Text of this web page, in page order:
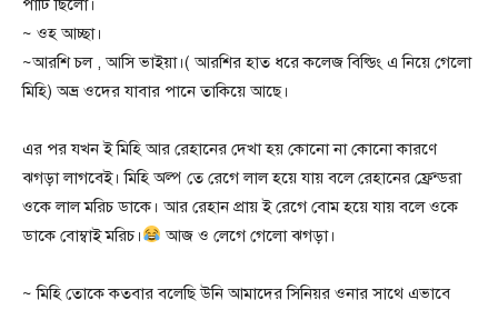
পার্টি ছিলো।
~ ওহ আচ্ছা।
~আরশি চল , আসি ভাইয়া।( আরশির হাত ধরে কলেজ বিল্ডিং এ নিয়ে গেলো
মিহি) অভ্র ওদের যাবার পানে তাকিয়ে আছে।
এর পর যখন ই মিহি আর রেহানের দেখা হয় কোনো না কোনো কারণে
ঝগড়া লাগবেই। মিহি অল্প তে রেগে লাল হয়ে যায় বলে রেহানের ফ্রেন্ডরা
ওকে লাল মরিচ ডাকে। আর রেহান প্রায় ই রেগে বোম হয়ে যায় বলে ওকে
ডাকে বোম্বাই মরিচ।
আজ ও লেগে গেলো ঝগড়া।
~ মিহি তোকে কতবার বলেছি উনি আমাদের সিনিয়র ওনার সাথে এভাবে